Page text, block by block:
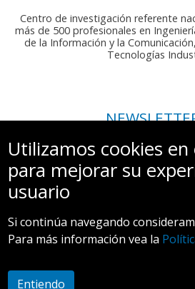
Centro de investigación referente
más de 500 profesionales en
de la Información y la
Tecnologías
Si deseas recibir nuestro boletín
Utilizamos cookies
para mejorar su
usuario
Si continúa navegando
Para más información vea la
Entiendo